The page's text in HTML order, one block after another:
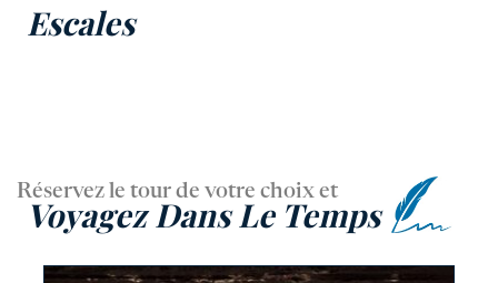
Escales
Réservez le tour de votre choix et
Voyagez Dans Le Temps